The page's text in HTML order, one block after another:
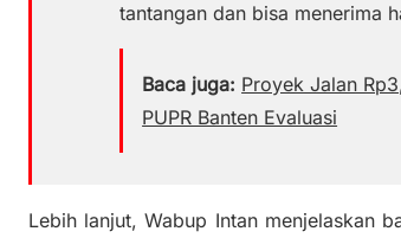
tantangan dan bisa menerima
Baca juga: Proyek Jalan
PUPR Banten Evaluasi
Lebih lanjut, Wabup Intan menjelaskan